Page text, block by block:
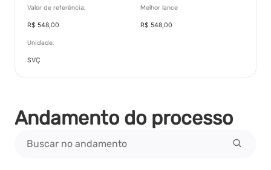
Ranking nos Itens
Valor de referência:
R$ 548,00
Melhor lance
R$ 548,00
Unidade:
SVÇ
Andamento do processo